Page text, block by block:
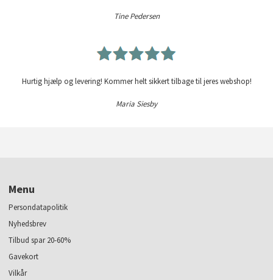
Tine Pedersen
Hurtig hjælp og levering! Kommer helt sikkert tilbage til jeres webshop!
Maria Siesby
Menu
Persondatapolitik
Nyhedsbrev
Tilbud spar 20-60%
Gavekort
Vilkår